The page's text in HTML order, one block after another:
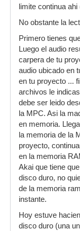
limite continua
No obstante la
Primero tienes
Luego el audio
carpera de tu
audio ubicado en
en tu proyecto ...
archivos le
debe ser leido
la MPC. Asi la
en memoria.
la memoria de la
proyecto,
en la memoria
Akai que tiene
disco duro, no
de la memoria
instante.
Hoy estuve
disco duro (una